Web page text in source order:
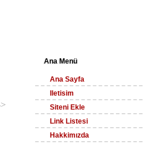
Ana Menü
Ana Sayfa
Iletisim
Siteni Ekle
Link Listesi
Hakkimızda